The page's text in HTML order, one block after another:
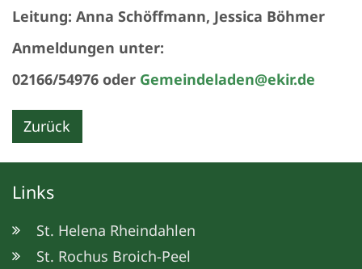
Leitung: Anna Schöffmann, Jessica Böhmer
Anmeldungen unter:
02166/54976 oder Gemeindeladen@ekir.de
Zurück
Links
St. Helena Rheindahlen
St. Rochus Broich-Peel